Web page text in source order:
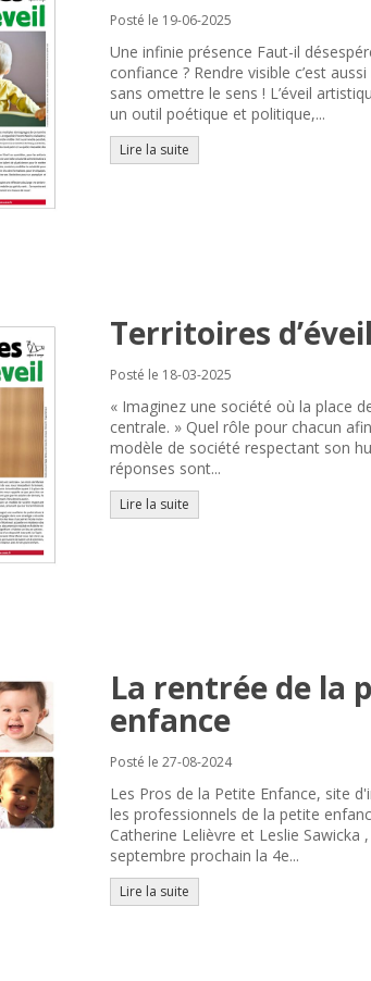
Posté le 19-06-2025
Une infinie présence Faut-il
confiance ? Rendre visible c’est
sans omettre le sens ! L’éveil
un outil poétique et politique,...
Lire la suite
Territoires
Posté le 18-03-2025
« Imaginez une société où la place
centrale. » Quel rôle pour chacun
modèle de société respectant son
réponses sont...
Lire la suite
La rentrée de la
enfance
Posté le 27-08-2024
Les Pros de la Petite Enfance, site
les professionnels de la petite
Catherine Lelièvre et Leslie Sawicka
septembre prochain la 4e...
Lire la suite